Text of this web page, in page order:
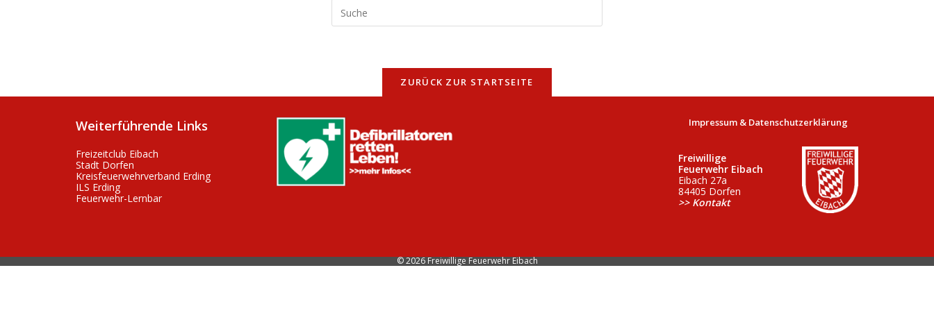
this
website
ZURÜCK ZUR STARTSEITE
Weiterführende Links
Freizeitclub Eibach
Stadt Dorfen
Kreisfeuerwehrverband Erding
ILS Erding
Feuerwehr-Lernbar
Impressum & Datenschutzerklärung
Freiwillige
Feuerwehr Eibach
Eibach 27a
84405 Dorfen
>> Kontakt
© 2026 Freiwillige Feuerwehr Eibach